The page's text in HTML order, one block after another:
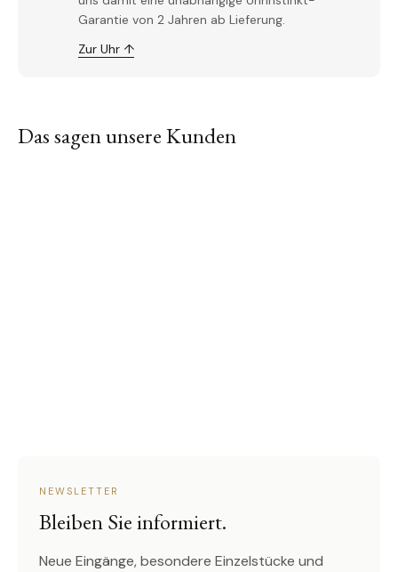
Garantie von 2 Jahren ab Lieferung.
Zur Uhr ↑
Das sagen unsere Kunden
NEWSLETTER
Bleiben Sie informiert.
Neue Eingänge, besondere Einzelstücke und